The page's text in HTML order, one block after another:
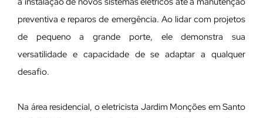
preventiva e reparos de emergência. Ao lidar com projetos
de pequeno a grande porte, ele demonstra sua
versatilidade e capacidade de se adaptar a qualquer
desafio.
Na área residencial, o eletricista Jardim Monções em Santo